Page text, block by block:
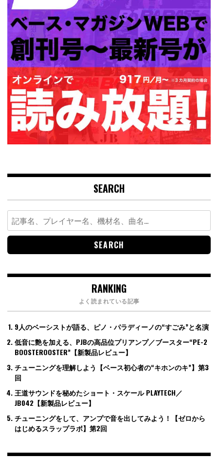
SEARCH
Search
for:
RANKING
よく読まれている記事
9人のベーシストが語る、ピノ・パラディーノの“すごみ”と名演
低音に艶を加える、PJBの高品位プリアンプ／ブースター“PE-2
BOOSTEROOSTER”【新製品レビュー】
チューニングを理解しよう【ベース初心者の“キホンのキ”】第3
回
王道サウンドを秘めたショート・スケール PLAYTECH／
JB042【新製品レビュー】
チューニングをして、アンプで音を出してみよう！【ゼロから
はじめるスラップラボ】第2回